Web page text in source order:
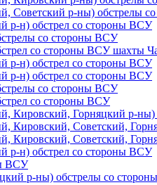
Советский р-ны) обстрелы
р-н) обстрел со стороны ВСУ
со стороны ВСУ
со стороны ВСУ шахты
р-н) обстрел со стороны ВСУ
р-н) обстрел со стороны ВСУ
со стороны ВСУ
со стороны ВСУ
Кировский, Горняцкий р-
Кировский, Советский,
Кировский, Советский,
р-н) обстрел со стороны ВСУ
ВСУ
р-ны) обстрелы со